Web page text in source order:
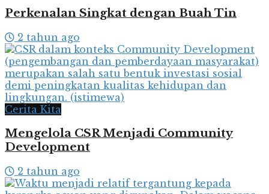
Perkenalan Singkat dengan Buah Tin
2 tahun ago
Cerita Kita
Mengelola CSR Menjadi Community
Development
2 tahun ago